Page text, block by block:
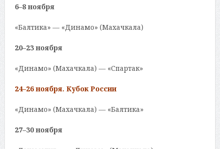
6–8 ноября
«Балтика» — «Динамо» (Махачкала)
20–23 ноября
«Динамо» (Махачкала) — «Спартак»
24–26 ноября. Кубок России
«Динамо» (Махачкала) — «Балтика»
27–30 ноября